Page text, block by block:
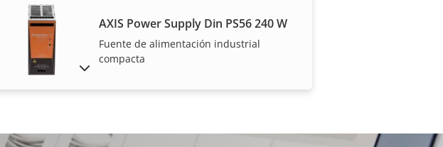
AXIS Power Supply Din PS56 240 W
Fuente de alimentación industrial
compacta